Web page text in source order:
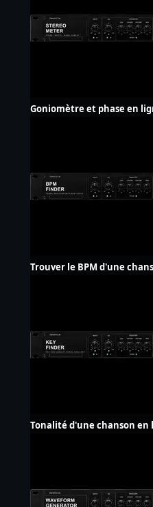
Goniomètre et phase en
Trouver le BPM d'une
Tonalité d'une chanson